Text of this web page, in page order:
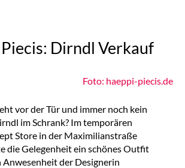
Dirndl Verkauf
Foto: haeppi-piecis.de
vor der Tür und immer noch kein
im Schrank? Im temporären
Store in der Maximilianstraße
die Gelegenheit ein schönes Outfit
Anwesenheit der Designerin